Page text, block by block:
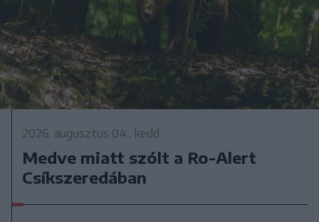
2026. augusztus 04., kedd
Medve miatt szólt a Ro-Alert
Csíkszeredában